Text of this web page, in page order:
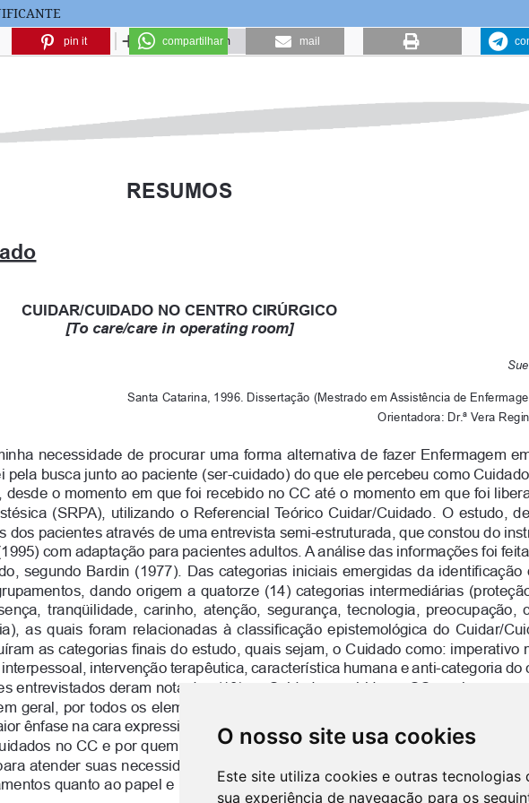
O nosso site usa cookies
Este site utiliza cookies e outras tecnologias
sua experiência de navegação para os
pin it compartilhar mail